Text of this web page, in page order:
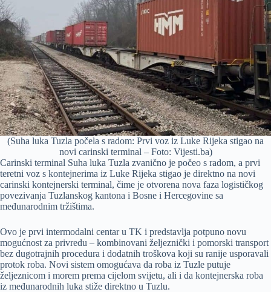
(Suha luka Tuzla počela s radom: Prvi voz iz Luke Rijeka stigao na
novi carinski terminal – Foto: Vijesti.ba)
Carinski terminal Suha luka Tuzla zvanično je počeo s radom, a prvi
teretni voz s kontejnerima iz Luke Rijeka stigao je direktno na novi
carinski kontejnerski terminal, čime je otvorena nova faza logističkog
povezivanja Tuzlanskog kantona i Bosne i Hercegovine sa
međunarodnim tržištima.
Ovo je prvi intermodalni centar u TK i predstavlja potpuno novu
mogućnost za privredu – kombinovani željeznički i pomorski transport
bez dugotrajnih procedura i dodatnih troškova koji su ranije usporavali
protok roba. Novi sistem omogućava da roba iz Tuzle putuje
željeznicom i morem prema cijelom svijetu, ali i da kontejnerska roba
iz međunarodnih luka stiže direktno u Tuzlu.